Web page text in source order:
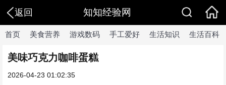
返回 知知经验网
首页 美食营养 游戏数码 手工爱好 生活知识 生活百科
美味巧克力咖啡蛋糕
2026-04-23 01:02:35